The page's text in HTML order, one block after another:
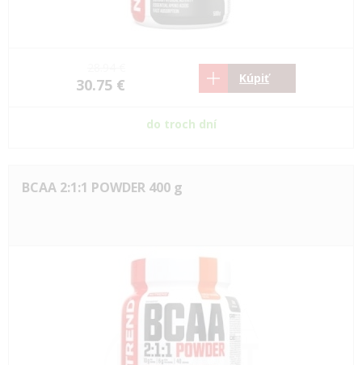
30.75 € Kúpiť
do troch dní
BCAA 2:1:1 POWDER 400 g